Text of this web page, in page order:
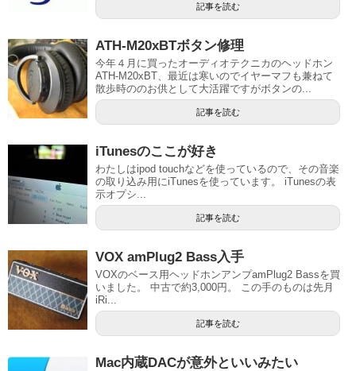
記事を読む
ATH-M20xBTボタン修理
今年４月に買ったオーディオテクニカのヘッドホン
ATH-M20xBT、最近は寒いのでイヤーマフも兼ねて
散歩時ののお供として大活躍ですがボタンの...
記事を読む
iTunesのここが好き
わたしはipod touchなどを使っているので、その音楽
の取り込み用にiTunesを使っています。 iTunesの表
示オプシ...
記事を読む
VOX amPlug2 Bass入手
VOXのベース用ヘッドホンアンプamPlug2 Bassを買
いました。 中古で約3,000円。 この手のものは先月
iRi...
記事を読む
Mac内蔵DACが意外といいみたい